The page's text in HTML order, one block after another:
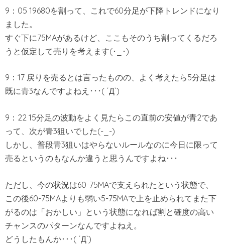
9：05 19680を割って、これで60分足が下降トレンドになり
ました。
すぐ下に75MAがあるけど、ここもそのうち割ってくるだろ
うと仮定して売りを考えます(･_･)
9：17 戻りを売るとは言ったものの、よく考えたら5分足は
既に青3なんですよねえ･･･( ´Д`)
9：22 15分足の波動をよく見たらこの直前の安値が青2であ
って、次が青3狙いでした(-_-)
しかし、普段青3狙いはやらないルールなのに今日に限って
売るというのもなんか違うと思うんですよね･･･
ただし、今の状況は60-75MAで支えられたという状態で、
この後60-75MAよりも弱い5-75MAで上を止められてまた下
がるのは「おかしい」という状態になれば割と確度の高い
チャンスのパターンなんですよねえ。
どうしたもんか･･･( ´Д`)